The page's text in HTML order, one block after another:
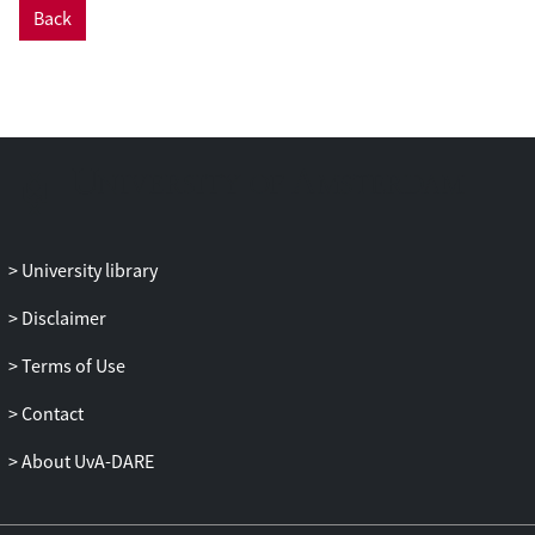
gemotiveerd.
Back
University library
Disclaimer
Terms of Use
Contact
About UvA-DARE